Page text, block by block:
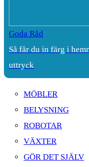
Goda Råd
Så får du in färg i
uttryck
MÖBLER
BELYSNING
ROBOTAR
VÄXTER
GÖR DET SJÄLV